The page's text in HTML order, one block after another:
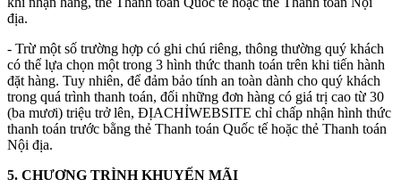
địa.
- Trừ một số trường hợp có ghi chú riêng, thông thường quý khách
có thể lựa chọn một trong 3 hình thức thanh toán trên khi tiến hành
đặt hàng. Tuy nhiên, để đảm bảo tính an toàn dành cho quý khách
trong quá trình thanh toán, đối những đơn hàng có giá trị cao từ 30
(ba mươi) triệu trở lên, ĐỊACHỈWEBSITE chỉ chấp nhận hình thức
thanh toán trước bằng thẻ Thanh toán Quốc tế hoặc thẻ Thanh toán
Nội địa.
5. CHƯƠNG TRÌNH KHUYẾN MÃI